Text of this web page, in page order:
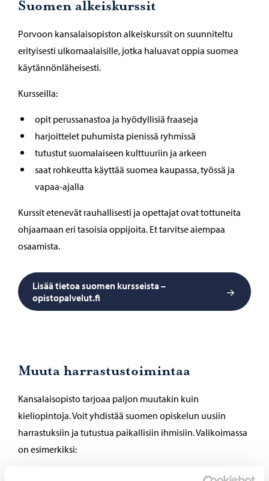
Suomen alkeiskurssit
Porvoon kansalaisopiston alkeiskurssit on suunniteltu
erityisesti ulkomaalaisille, jotka haluavat oppia suomea
käytännönläheisesti.
Kursseilla:
opit perussanastoa ja hyödyllisiä fraaseja
harjoittelet puhumista pienissä ryhmissä
tutustut suomalaiseen kulttuuriin ja arkeen
saat rohkeutta käyttää suomea kaupassa, työssä ja
vapaa-ajalla
Kurssit etenevät rauhallisesti ja opettajat ovat tottuneita
ohjaamaan eri tasoisia oppijoita. Et tarvitse aiempaa
osaamista.
Lisää tietoa suomen kursseista –
opistopalvelut.fi
Muuta harrastustoimintaa
Kansalaisopisto tarjoaa paljon muutakin kuin
kieliopintoja. Voit yhdistää suomen opiskelun uusiin
harrastuksiin ja tutustua paikallisiin ihmisiin. Valikoimassa
on esimerkiksi: